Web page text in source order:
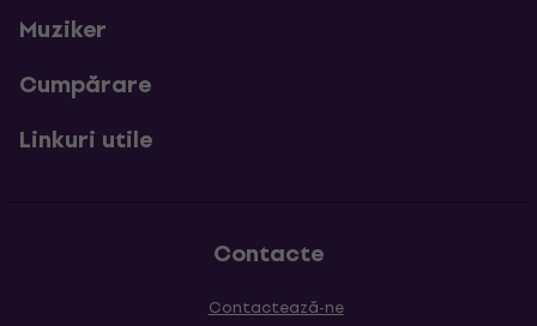
Muziker
Cumpărare
Linkuri utile
Contacte
Contactează-ne